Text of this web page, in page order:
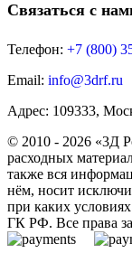
Связаться с
Телефон: +7 (800)
Email: info@3drf.ru
Адрес: 109333,
© 2010 - 2026 «3Д
расходных
также вся
нём, носит
при каких
ГК РФ. Все права